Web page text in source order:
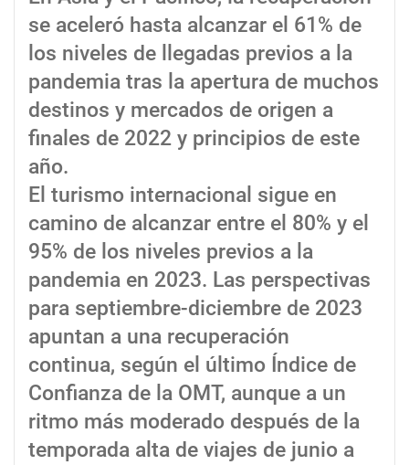
se aceleró hasta alcanzar el 61% de
los niveles de llegadas previos a la
pandemia tras la apertura de muchos
destinos y mercados de origen a
finales de 2022 y principios de este
año.
El turismo internacional sigue en
camino de alcanzar entre el 80% y el
95% de los niveles previos a la
pandemia en 2023. Las perspectivas
para septiembre-diciembre de 2023
apuntan a una recuperación
continua, según el último Índice de
Confianza de la OMT, aunque a un
ritmo más moderado después de la
temporada alta de viajes de junio a